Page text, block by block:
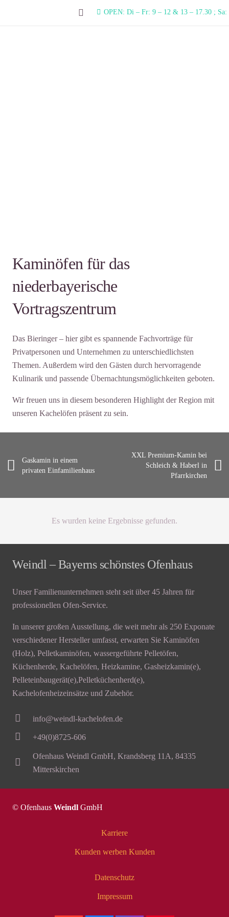
OPEN: Di – Fr: 9 – 12 & 13 – 17.30 ; Sa:
Kaminöfen für das
niederbayerische
Vortragszentrum
Das Bieringer – hier gibt es spannende Fachvorträge für
Privatpersonen und Unternehmen zu unterschiedlichsten
Themen. Außerdem wird den Gästen durch hervorragende
Kulinarik und passende Übernachtungsmöglichkeiten geboten.
Wir freuen uns in diesem besonderen Highlight der Region mit
unseren Kachelöfen präsent zu sein.
Gaskamin in einem
privaten Einfamilienhaus
XXL Premium-Kamin bei
Schleich & Haberl in
Pfarrkirchen
Es wurden keine Ergebnisse gefunden.
Weindl – Bayerns schönstes Ofenhaus
Unser Familienunternehmen steht seit über 45 Jahren für
professionellen Ofen-Service.
In unserer großen Ausstellung, die weit mehr als 250 Exponate
verschiedener Hersteller umfasst, erwarten Sie Kaminöfen
(Holz), Pelletkaminöfen, wassergeführte Pelletöfen,
Küchenherde, Kachelöfen, Heizkamine, Gasheizkamin(e),
Pelleteinbaugerät(e),Pelletküchenherd(e),
Kachelofenheizeinsätze und Zubehör.
info@weindl-kachelofen.de
+49(0)8725-606
Ofenhaus Weindl GmbH, Krandsberg 11A, 84335
Mitterskirchen
© Ofenhaus Weindl GmbH
Karriere
Kunden werben Kunden
Datenschutz
Impressum